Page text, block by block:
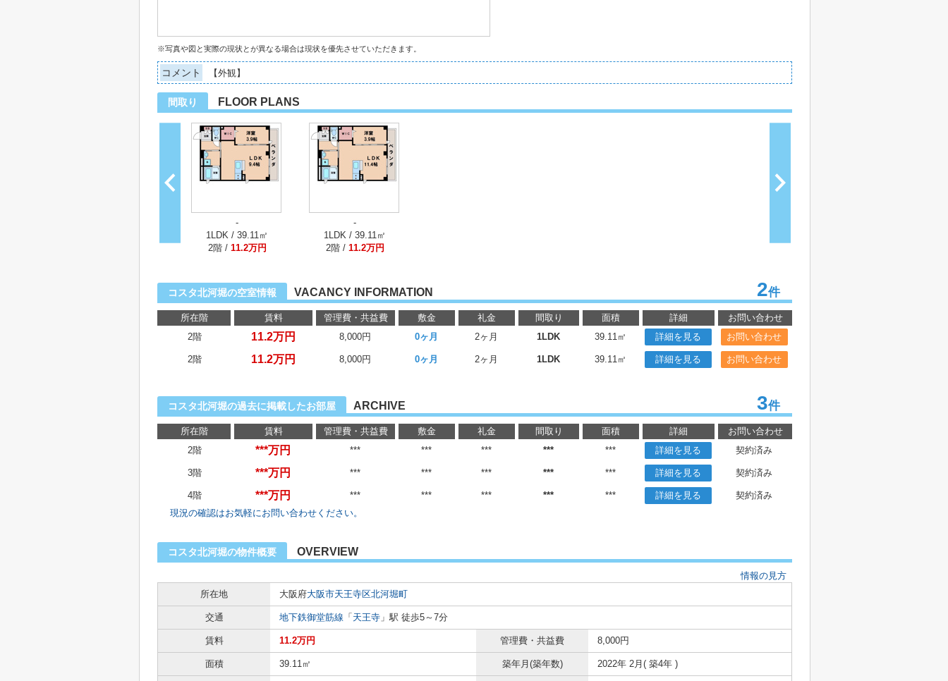
※写真や図と実際の現状とが異なる場合は現状を優先させていただきます。
コメント 【外観】
間取り FLOOR PLANS
-
1LDK / 39.11㎡
2階 / 11.2万円
-
1LDK / 39.11㎡
2階 / 11.2万円
コスタ北河堀の空室情報 VACANCY INFORMATION 2件
所在階 賃料 管理費・共益費 敷金 礼金 間取り 面積 詳細
お問い合わせ
2階
11.2万円 8,000円 0ヶ月 2ヶ月 1LDK 39.11㎡ 詳細を見る お問い合わせ
2階 11.2万円 8,000円 0ヶ月 2ヶ月 1LDK 39.11㎡ 詳細を見る お問い合わせ
コスタ北河堀の過去に掲載したお部屋 ARCHIVE 3件
所在階 賃料 管理費・共益費 敷金 礼金 間取り 面積 詳細
お問い合わせ
2階
***万円 *** *** *** *** *** 詳細を見る 契約済み
3階 ***万円 *** *** *** *** *** 詳細を見る 契約済み
4階 ***万円 *** *** *** *** *** 詳細を見る
契約済み
現況の確認はお気軽にお問い合わせください。
コスタ北河堀の物件概要 OVERVIEW
情報の見方
所在地
大阪府大阪市天王寺区北河堀町
交通 地下鉄御堂筋線 「 天王寺 」駅 徒歩5～7分
賃料 11.2万円 管理費・共益費 8,000円
面積 39.11㎡ 築年月(築年数) 2022年 2月( 築4年 )